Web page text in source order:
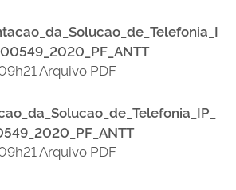
Arquivo PDF
Arquivo PDF